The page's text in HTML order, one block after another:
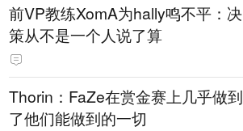
前VP教练XomA为hally鸣不平：决
策从不是一个人说了算
Thorin：FaZe在赏金赛上几乎做到
了他们能做到的一切